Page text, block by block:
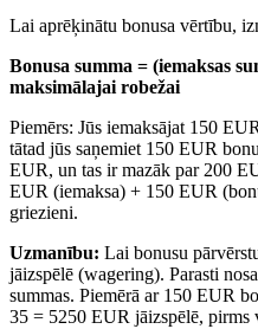
Lai aprēķinātu bonusa vērtību,
Bonusa summa = (iemaksas
maksimālajai robežai
Piemērs: Jūs iemaksājat 150
tātad jūs saņemiet 150 EUR
EUR, un tas ir mazāk par 200
EUR (iemaksa) + 150 EUR
griezieni.
Uzmanību: Lai bonusu
jāizspēlē (wagering). Parasti
summas. Piemērā ar 150 EUR
35 = 5250 EUR jāizspēlē, pirms